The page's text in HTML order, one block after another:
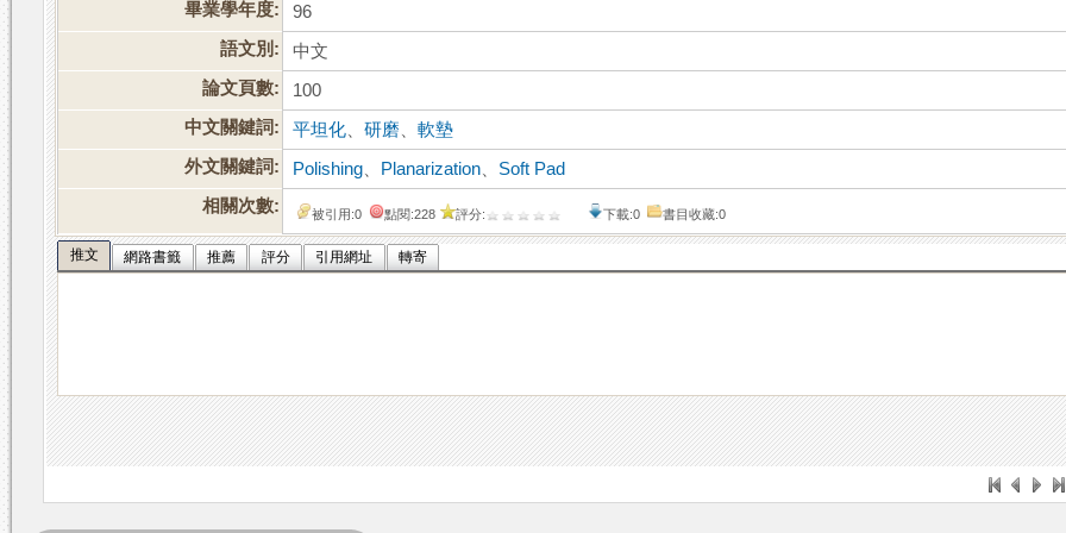
畢業學年度:
96
語文別:
中文
論文頁數:
100
中文關鍵詞:
平坦化 、研磨 、軟墊
外文關鍵詞:
Polishing Planarization
Soft Pad
相關次數:
被引用:0 點閱:228 評分: 下載:0 書目收藏:0
推文 網路書籤 推薦 評分 引用網址 轉寄